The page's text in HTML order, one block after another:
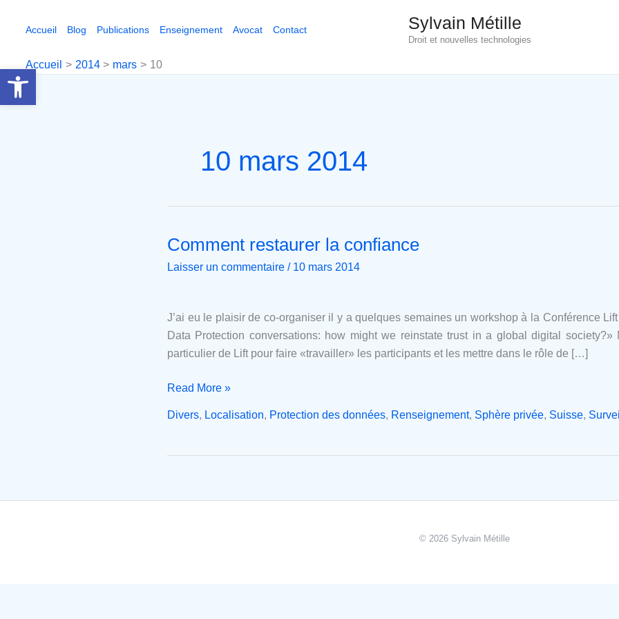
Ouvrir la barre d’outils
Accueil Blog Publications Enseignement Avocat Contact Sylvain Métille
Droit et nouvelles technologies
Accueil 2014 mars 10
10 mars 2014
Comment restaurer la confiance
Laisser un commentaire / 10 mars 2014
J’ai eu le plaisir de co-organiser il y a quelques semaines un workshop à la Conférence
Data Protection conversations: how might we reinstate trust in a global digital society?»
particulier de Lift pour faire «travailler» les participants et les mettre dans le rôle de […]
Comment
restaurer
Read More »
Divers, Localisation, Protection des données, Renseignement, Sphère privée, Suisse,
© 2026 Sylvain Métille